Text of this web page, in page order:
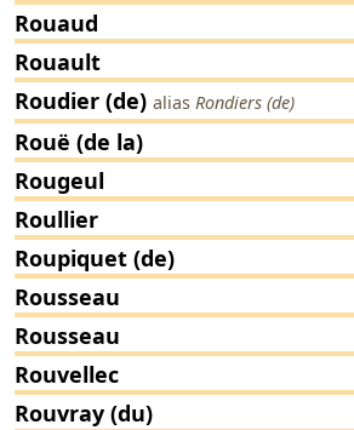
Rouaud
Rouault
Roudier (de) alias Rondiers (de)
Rouë (de la)
Rougeul
Roullier
Roupiquet (de)
Rousseau
Rousseau
Rouvellec
Rouvray (du)